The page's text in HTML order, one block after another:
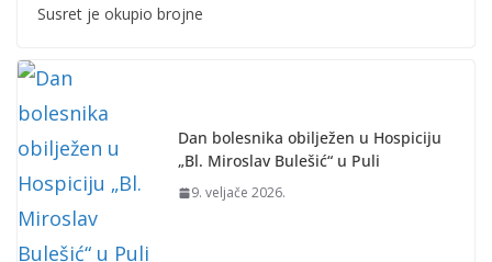
Susret je okupio brojne
Dan bolesnika obilježen u Hospiciju
„Bl. Miroslav Bulešić“ u Puli
9. veljače 2026.